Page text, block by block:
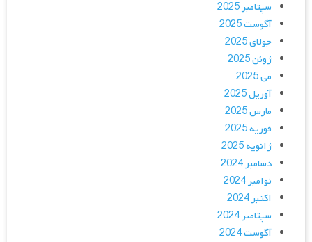
سپتامبر 2025
آگوست 2025
جولای 2025
ژوئن 2025
می 2025
آوریل 2025
مارس 2025
فوریه 2025
ژانویه 2025
دسامبر 2024
نوامبر 2024
اکتبر 2024
سپتامبر 2024
آگوست 2024